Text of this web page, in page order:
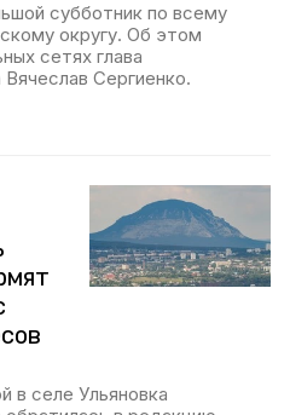
субботник по всему
округу. Об этом
сетях глава
Сергиенко.
в селе Ульяновка